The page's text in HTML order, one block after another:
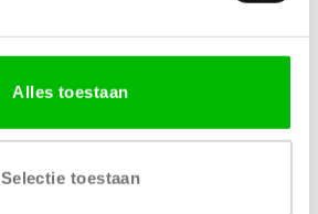
Alles toestaan
Selectie toestaan
4 tot 6 weken